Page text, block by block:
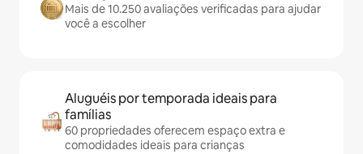
Mais de 10.250 avaliações verificadas para ajudar
você a escolher
Aluguéis por temporada ideais para
famílias
60 propriedades oferecem espaço extra e
comodidades ideais para crianças